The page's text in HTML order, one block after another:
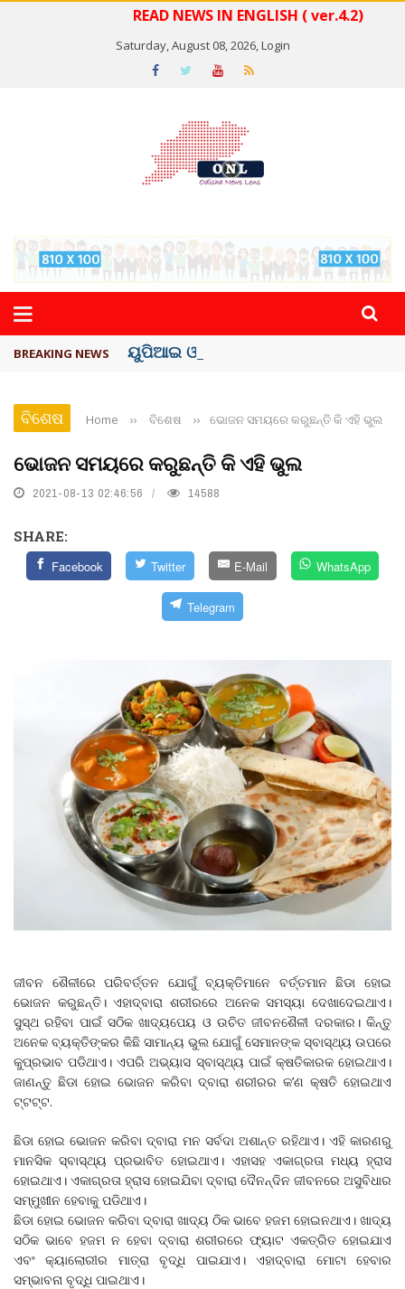
READ NEWS IN ENGLISH ( ver.4.2)
Saturday, August 08, 2026,Login
BREAKING NEWS ୟୁପିଆଇ ଓ ଅନ୍ୟାନ୍ୟ ଡିଜିଟାଲ୍ ନେଣଦେଣ ...
ବିଶେଷ Home ›› ବିଶେଷ ›› ଭୋଜନ ସମୟରେ କରୁଛନ୍ତି କି ଏହି ଭୁଲ
ଭୋଜନ ସମୟରେ କରୁଛନ୍ତି କି ଏହି ଭୁଲ
2021-08-13 02:46:56 14588
SHARE:
Facebook Twitter E-Mail WhatsApp
Telegram
ଜୀବନ ଶୈଳୀରେ ପରିବର୍ତ୍ତନ ଯୋଗୁଁ ବ୍ୟକ୍ତିମାନେ ବର୍ତ୍ତମାନ ଛିଡା ହୋଇ
ଭୋଜନ କରୁଛନ୍ତି। ଏହାଦ୍ବାରା ଶରୀରରେ ଅନେକ ସମସ୍ୟା ଦେଖାଦେଇଥାଏ।
ସୁସ୍ଥ ରହିବା ପାଇଁ ସଠିକ ଖାଦ୍ୟପେୟ ଓ ଉଚିତ ଜୀବନଶୈଳୀ ଦରକାର। କିନ୍ତୁ
ଅନେକ ବ୍ୟକ୍ତିଙ୍କର କିଛି ସାମାନ୍ୟ ଭୁଲ ଯୋଗୁଁ ସେମାନଙ୍କ ସ୍ବାସ୍ଥ୍ୟ ଉପରେ
କୁପ୍ରଭାବ ପଡିଥାଏ। ଏପରି ଅଭ୍ୟାସ ସ୍ବାସ୍ଥ୍ୟ ପାଇଁ କ୍ଷତିକାରକ ହୋଇଥାଏ।
ଜାଣନ୍ତୁ ଛିଡା ହୋଇ ଭୋଜନ କରିବା ଦ୍ବାରା ଶରୀରର କ’ଣ କ୍ଷତି ହୋଇଥାଏ
ଟ୍ଟଟ୍ଟ.
ଛିଡା ହୋଇ ଭୋଜନ କରିବା ଦ୍ବାରା ମନ ସର୍ବଦା ଅଶାନ୍ତ ରହିଥାଏ। ଏହି କାରଣରୁ
ମାନସିକ ସ୍ବାସ୍ଥ୍ୟ ପ୍ରଭାବିତ ହୋଇଥାଏ। ଏହାସହ ଏକାଗ୍ରତା ମଧ୍ୟ ହ୍ରାସ
ହୋଇଥାଏ। ଏକାଗ୍ରତା ହ୍ରାସ ହୋଇଯିବା ଦ୍ବାରା ଦୈନନ୍ଦିନ ଜୀବନରେ ଅସୁବିଧାର
ସମ୍ମୁଖୀନ ହେବାକୁ ପଡିଥାଏ।
ଛିଡା ହୋଇ ଭୋଜନ କରିବା ଦ୍ବାରା ଖାଦ୍ୟ ଠିକ ଭାବେ ହଜମ ହୋଇନଥାଏ। ଖାଦ୍ୟ
ସଠିକ ଭାବେ ହଜମ ନ ହେବା ଦ୍ବାରା ଶରୀରରେ ଫ୍ୟାଟ ଏକତ୍ରିତ ହୋଇଯାଏ
ଏବଂ କ୍ୟାଲୋରୀର ମାତ୍ରା ବୃଦ୍ଧି ପାଇଯାଏ। ଏହାଦ୍ବାରା ମୋଟା ହେବାର
ସମ୍ଭାବନା ବୃଦ୍ଧି ପାଇଥାଏ।